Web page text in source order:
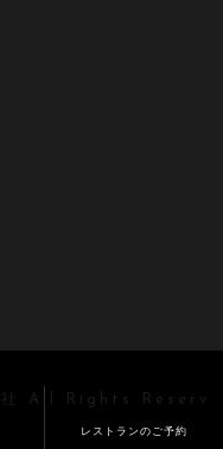
レストランのご予約
All Rights Reserv